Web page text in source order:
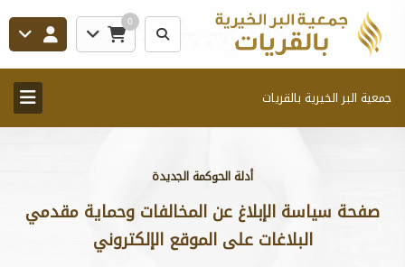
0
جمعية البر الخيرية بالقريات
أدلة الحوكمة الجديدة
صفحة سياسة الإبلاغ عن المخالفات وحماية مقدمي
البلاغات على الموقع الإلكتروني